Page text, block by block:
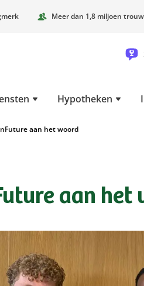
Meer dan 1,8 miljoen
Hypotheken
aan het woord
aan het